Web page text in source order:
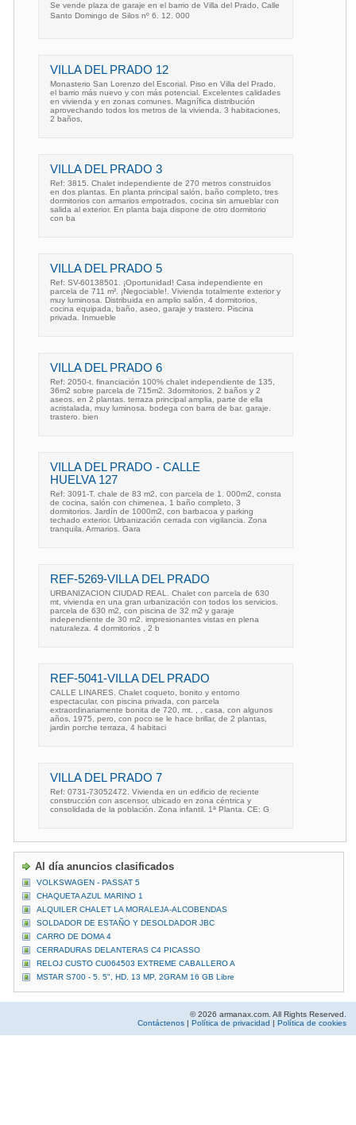
Se vende plaza de garaje en el barrio de Villa del Prado, Calle
Santo Domingo de Silos nº 6. 12. 000
VILLA DEL PRADO 12
Monasterio San Lorenzo del Escorial. Piso en Villa del Prado,
el barrio más nuevo y con más potencial. Excelentes calidades
en vivienda y en zonas comunes. Magnífica distribución
aprovechando todos los metros de la vivienda. 3 habitaciones,
2 baños,
VILLA DEL PRADO 3
Ref: 3815. Chalet independiente de 270 metros construidos
en dos plantas. En planta principal salón, baño completo, tres
dormitorios con armarios empotrados, cocina sin amueblar con
salida al exterior. En planta baja dispone de otro dormitorio
con ba
VILLA DEL PRADO 5
Ref: SV-60138501. ¡Oportunidad! Casa independiente en
parcela de 711 m². ¡Negociable!. Vivienda totalmente exterior y
muy luminosa. Distribuida en amplio salón, 4 dormitorios,
cocina equipada, baño, aseo, garaje y trastero. Piscina
privada. Inmueble
VILLA DEL PRADO 6
Ref: 2050-t. financiación 100% chalet independiente de 135,
36m2 sobre parcela de 715m2. 3dormitorios, 2 baños y 2
aseos. en 2 plantas. terraza principal amplia, parte de ella
acristalada, muy luminosa. bodega con barra de bar. garaje.
trastero. bien
VILLA DEL PRADO - CALLE
HUELVA 127
Ref: 3091-T. chale de 83 m2, con parcela de 1. 000m2, consta
de cocina, salón con chimenea, 1 baño completo, 3
dormitorios. Jardín de 1000m2, con barbacoa y parking
techado exterior. Urbanización cerrada con vigilancia. Zona
tranquila. Armarios. Gara
REF-5269-VILLA DEL PRADO
URBANIZACION CIUDAD REAL. Chalet con parcela de 630
mt, vivienda en una gran urbanización con todos los servicios.
parcela de 630 m2, con piscina de 32 m2 y garaje
independiente de 30 m2. impresionantes vistas en plena
naturaleza. 4 dormitorios , 2 b
REF-5041-VILLA DEL PRADO
CALLE LINARES. Chalet coqueto, bonito y entorno
espectacular, con piscina privada, con parcela
extraordinariamente bonita de 720, mt. , , casa, con algunos
años, 1975, pero, con poco se le hace brillar, de 2 plantas,
jardin porche terraza, 4 habitaci
VILLA DEL PRADO 7
Ref: 0731-73052472. Vivienda en un edificio de reciente
construcción con ascensor, ubicado en zona céntrica y
consolidada de la población. Zona infantil. 1ª Planta. CE: G
Al día anuncios clasificados
VOLKSWAGEN - PASSAT 5
CHAQUETA AZUL MARINO 1
ALQUILER CHALET LA MORALEJA-ALCOBENDAS
SOLDADOR DE ESTAÑO Y DESOLDADOR JBC
CARRO DE DOMA 4
CERRADURAS DELANTERAS C4 PICASSO
RELOJ CUSTO CU064503 EXTREME CABALLERO A
MSTAR S700 - 5. 5", HD. 13 MP, 2GRAM 16 GB Libre
© 2026 armanax.com. All Rights Reserved.
Contáctenos | Política de privacidad | Política de cookies